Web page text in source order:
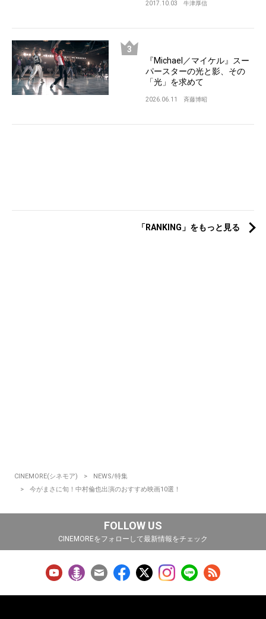
2017.10.03 牛津厚信
『Michael／マイケル』スー
パースターの光と影、その
「光」を求めて
2026.06.11 斉藤博昭
「RANKING」をもっと見る
CINEMORE(シネモア)
NEWS/特集
今がまさに旬！中村倫也出演のおすすめ映画10選！
FOLLOW US
CINEMOREをフォローして最新情報をチェック